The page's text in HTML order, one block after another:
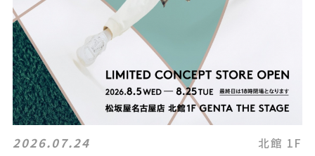
2026.07.24 北館 1F